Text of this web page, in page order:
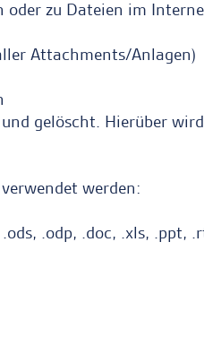
zu Dateien im
Attachments/Anlagen)
gelöscht. Hierüber
werden:
.odp, .doc, .xls, .ppt,